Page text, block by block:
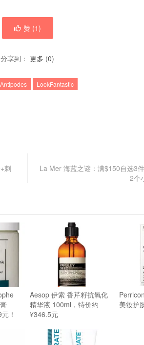
赞 (1)
分享到： 更多 (0)
Antipodes LookFantastic
刺
La Mer 海蓝之谜：满$150自选3
2个
！
Aesop 伊索 香芹籽抗氧化
精华液 100ml，特价约
¥346.5元
美妆护